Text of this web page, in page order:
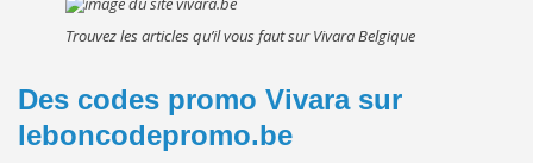
Trouvez les articles qu’il vous faut sur Vivara Belgique
Des codes promo Vivara sur
leboncodepromo.be